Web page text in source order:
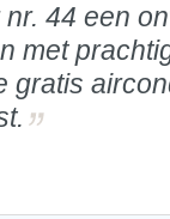
44 een
met
gratis